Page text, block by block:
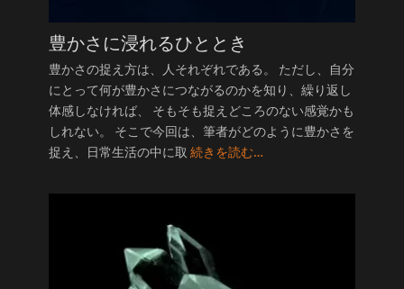
豊かさに浸れるひととき
豊かさの捉え方は、人それぞれである。 ただし、自分
にとって何が豊かさにつながるのかを知り、繰り返し
体感しなければ、 そもそも捉えどころのない感覚かも
しれない。 そこで今回は、筆者がどのように豊かさを
捉え、日常生活の中に取 続きを読む…